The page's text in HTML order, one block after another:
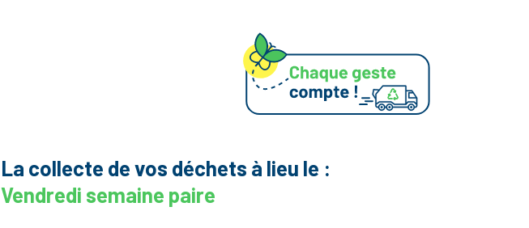
La collecte de vos déchets à lieu le :
Vendredi semaine paire